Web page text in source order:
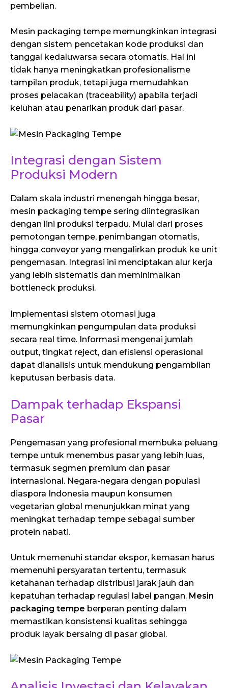
pembelian.
Mesin packaging tempe memungkinkan integrasi
dengan sistem pencetakan kode produksi dan
tanggal kedaluwarsa secara otomatis. Hal ini
tidak hanya meningkatkan profesionalisme
tampilan produk, tetapi juga memudahkan
proses pelacakan (traceability) apabila terjadi
keluhan atau penarikan produk dari pasar.
Integrasi dengan Sistem
Produksi Modern
Dalam skala industri menengah hingga besar,
mesin packaging tempe sering diintegrasikan
dengan lini produksi terpadu. Mulai dari proses
pemotongan tempe, penimbangan otomatis,
hingga conveyor yang mengalirkan produk ke unit
pengemasan. Integrasi ini menciptakan alur kerja
yang lebih sistematis dan meminimalkan
bottleneck produksi.
Implementasi sistem otomasi juga
memungkinkan pengumpulan data produksi
secara real time. Informasi mengenai jumlah
output, tingkat reject, dan efisiensi operasional
dapat dianalisis untuk mendukung pengambilan
keputusan berbasis data.
Dampak terhadap Ekspansi
Pasar
Pengemasan yang profesional membuka peluang
tempe untuk menembus pasar yang lebih luas,
termasuk segmen premium dan pasar
internasional. Negara-negara dengan populasi
diaspora Indonesia maupun konsumen
vegetarian global menunjukkan minat yang
meningkat terhadap tempe sebagai sumber
protein nabati.
Untuk memenuhi standar ekspor, kemasan harus
memenuhi persyaratan tertentu, termasuk
ketahanan terhadap distribusi jarak jauh dan
kepatuhan terhadap regulasi label pangan. Mesin
packaging tempe berperan penting dalam
memastikan konsistensi kualitas sehingga
produk layak bersaing di pasar global.